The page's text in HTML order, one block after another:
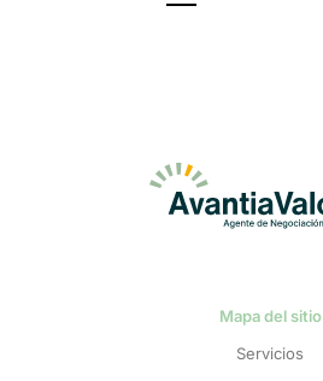
Mapa del sitio
Servicios